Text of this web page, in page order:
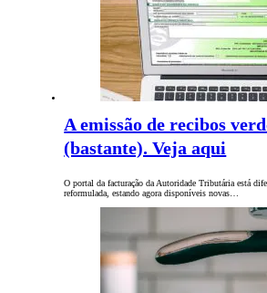
A emissão de recibos
(bastante). Veja aqui
O portal da facturação da Autoridade Tributária está
reformulada, estando agora disponíveis novas…